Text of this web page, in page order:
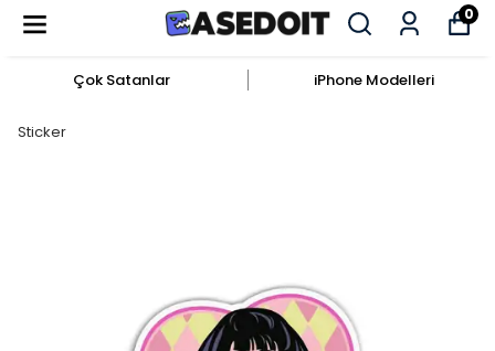
0
Çok Satanlar iPhone Modelleri
Sticker